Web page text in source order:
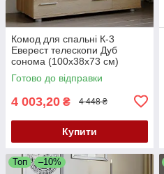
Комод для спальні К-3
Еверест телескопи Дуб
сонома (100х38х73 см)
Готово до відправки
4 003,20 ₴ 4 448 ₴
Купити
Топ –10%